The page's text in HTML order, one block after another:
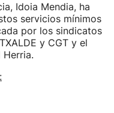
Idoia Mendia, ha
servicios mínimos
por los sindicatos
y CGT y el
Herria.